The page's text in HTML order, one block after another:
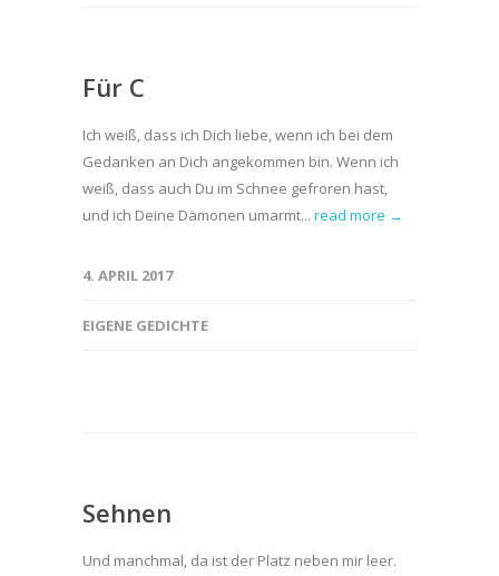
Für C
Ich weiß, dass ich Dich liebe, wenn ich bei dem
Gedanken an Dich angekommen bin. Wenn ich
weiß, dass auch Du im Schnee gefroren hast,
und ich Deine Dämonen umarmt... read more →
4. APRIL 2017
EIGENE GEDICHTE
Sehnen
Und manchmal, da ist der Platz neben mir leer.